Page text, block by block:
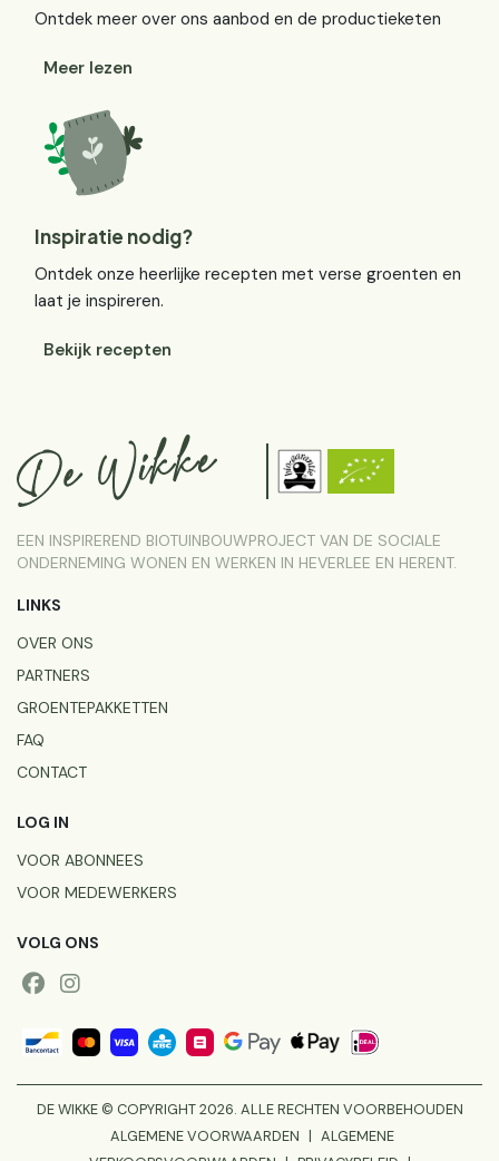
Ontdek meer over ons aanbod en de productieketen
Meer lezen
Inspiratie nodig?
Ontdek onze heerlijke recepten met verse groenten en
laat je inspireren.
Bekijk recepten
EEN INSPIREREND BIOTUINBOUWPROJECT VAN DE SOCIALE
ONDERNEMING WONEN EN WERKEN IN HEVERLEE EN HERENT.
LINKS
OVER ONS
PARTNERS
GROENTEPAKKETTEN
FAQ
CONTACT
LOG IN
VOOR ABONNEES
VOOR MEDEWERKERS
VOLG ONS
DE WIKKE © COPYRIGHT 2026. ALLE RECHTEN VOORBEHOUDEN
ALGEMENE VOORWAARDEN | ALGEMENE